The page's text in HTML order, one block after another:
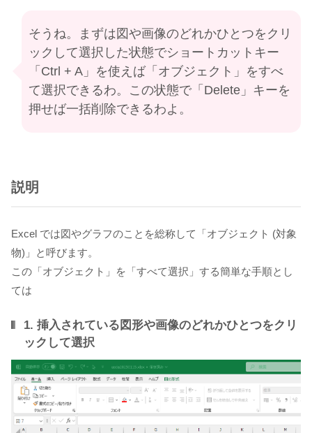
そうね。まずは図や画像のどれかひとつをクリ
ックして選択した状態でショートカットキー
「Ctrl + A」を使えば「オブジェクト」をすべ
て選択できるわ。この状態で「Delete」キーを
押せば一括削除できるわよ。
説明
Excel では図やグラフのことを総称して「オブジェクト (対象
物)」と呼びます。
この「オブジェクト」を「すべて選択」する簡単な手順とし
ては
1. 挿入されている図形や画像のどれかひとつをクリ
ックして選択